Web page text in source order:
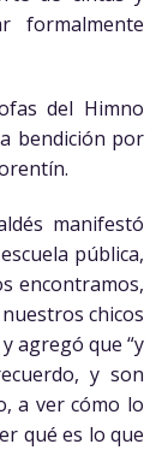
formalmente
del Himno
bendición por
manifestó
pública,
encontramos,
chicos
agregó que “y
y son
a ver cómo lo
qué es lo que